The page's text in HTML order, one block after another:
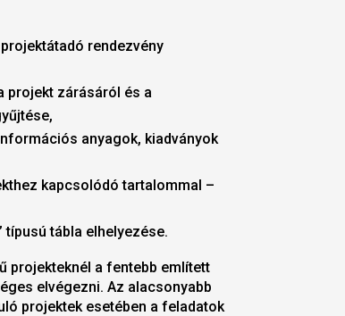
rendezvény
projekt zárásáról és a
anyagok, kiadványok
kapcsolódó tartalommal –
típusú tábla elhelyezése.
projekteknél a fentebb említett
elvégezni. Az alacsonyabb
projektek esetében a feladatok